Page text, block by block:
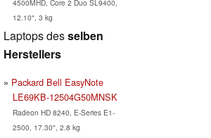
4500MHD, Core 2 Duo SL9400,
12.10", 3 kg
Laptops desselben
Herstellers
Packard Bell EasyNote
LE69KB-12504G50MNSK
Radeon HD 8240, E-Series E1-
2500, 17.30", 2.8 kg